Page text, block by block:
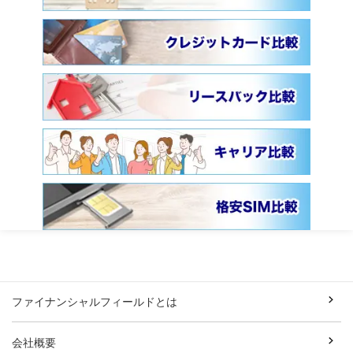
ファイナンシャルフィールドとは
会社概要